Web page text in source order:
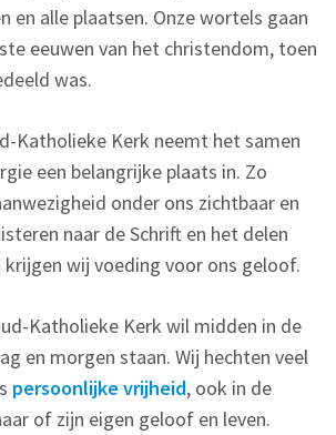
en alle plaatsen. Onze wortels gaan
eeuwen van het christendom, toen
was.
Katholieke Kerk neemt het samen
een belangrijke plaats in. Zo
onder ons zichtbaar en
naar de Schrift en het delen
krijgen wij voeding voor ons geloof.
Katholieke Kerk wil midden in de
en morgen staan. Wij hechten veel
persoonlijke vrijheid, ook in de
of zijn eigen geloof en leven.